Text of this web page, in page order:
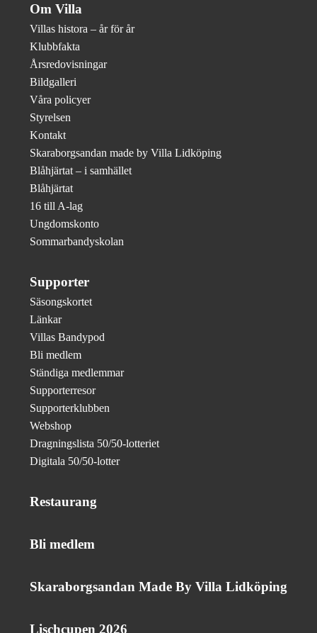
Om Villa
Villas histora – år för år
Klubbfakta
Årsredovisningar
Bildgalleri
Våra policyer
Styrelsen
Kontakt
Skaraborgsandan made by Villa Lidköping
Blåhjärtat – i samhället
Blåhjärtat
16 till A-lag
Ungdomskonto
Sommarbandyskolan
Supporter
Säsongskortet
Länkar
Villas Bandypod
Bli medlem
Ständiga medlemmar
Supporterresor
Supporterklubben
Webshop
Dragningslista 50/50-lotteriet
Digitala 50/50-lotter
Restaurang
Bli medlem
Skaraborgsandan Made By Villa Lidköping
Lischcupen 2026